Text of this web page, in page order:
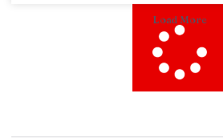
Load More